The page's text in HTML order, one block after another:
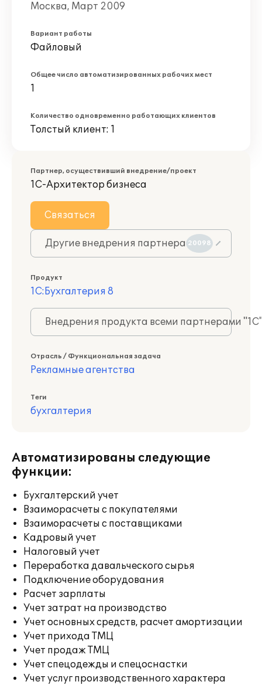
Москва, Март 2009
Вариант работы
Файловый
Общее число автоматизированных рабочих мест
1
Количество одновременно работающих клиентов
Толстый клиент: 1
Партнер, осуществивший внедрение/проект
1С-Архитектор бизнеса
Связаться
Другие внедрения партнера 20098
Продукт
1С:Бухгалтерия 8
Внедрения продукта всеми партнерами
Отрасль / Функциональная задача
Рекламные агентства
Теги
бухгалтерия
Автоматизированы следующие
функции:
Бухгалтерский учет
Взаиморасчеты с покупателями
Взаиморасчеты с поставщиками
Кадровый учет
Налоговый учет
Переработка давальческого сырья
Подключение оборудования
Расчет зарплаты
Учет затрат на производство
Учет основных средств, расчет амортизации
Учет прихода ТМЦ
Учет продаж ТМЦ
Учет спецодежды и спецоснастки
Учет услуг производственного характера